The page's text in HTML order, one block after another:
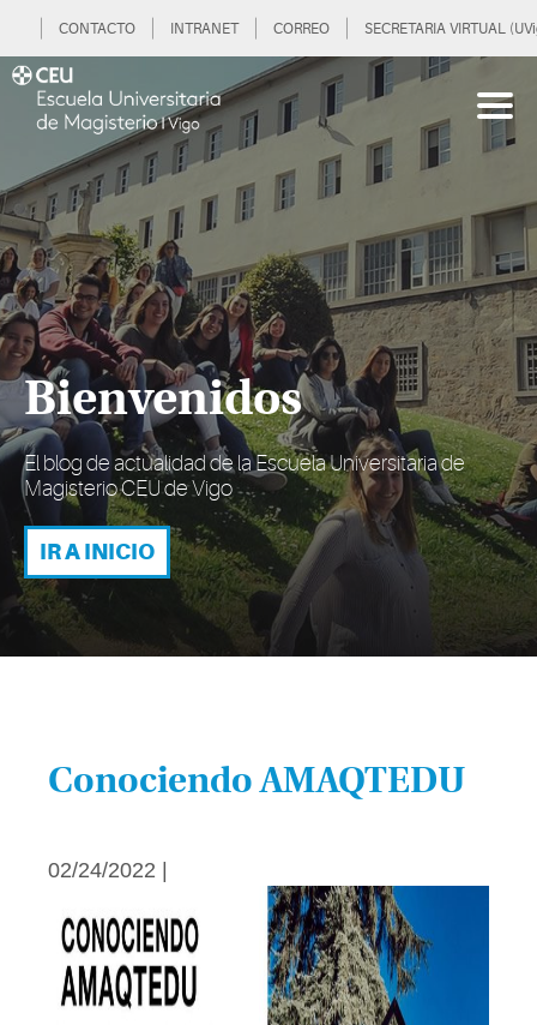
CONTACTO INTRANET CORREO SECRETARIA VIRTUAL
Bienvenidos
El blog de actualidad de la Escuela Universitaria de
Magisterio CEU de Vigo
IR A INICIO
Conociendo AMAQTEDU
02/24/2022 |